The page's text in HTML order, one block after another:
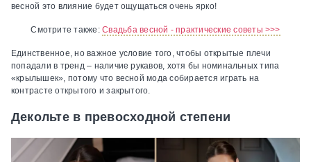
весной это влияние будет ощущаться очень ярко!
Смотрите также:Свадьба весной - практические советы >>>
Единственное, но важное условие того, чтобы открытые плечи
попадали в тренд – наличие рукавов, хотя бы номинальных типа
«крылышек», потому что весной мода собирается играть на
контрасте открытого и закрытого.
Декольте в превосходной степени